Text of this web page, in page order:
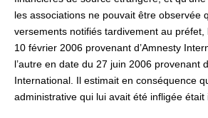
les associations ne pouvait être observée
versements notifiés tardivement au préfet,
10 février 2006 provenant d’Amnesty
l’autre en date du 27 juin 2006 provenant
International. Il estimait en conséquence
administrative qui lui avait été infligée était